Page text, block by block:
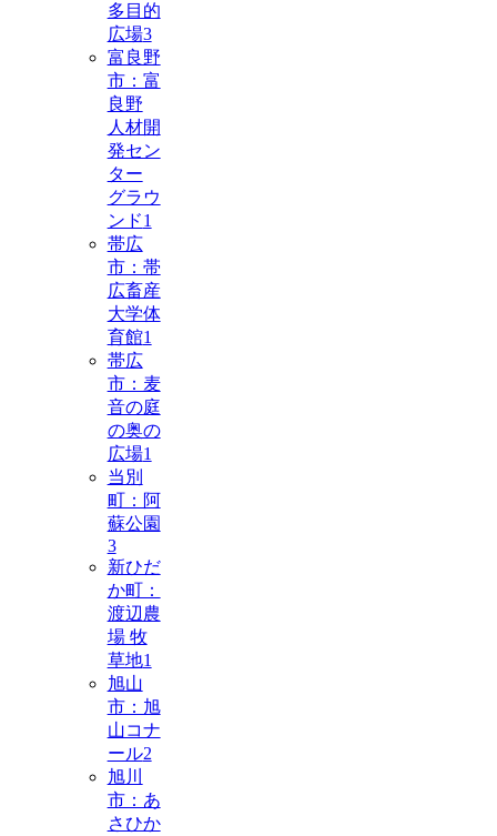
多目的
広場3
富良野
市：富
良野
人材開
発セン
ター
グラウ
ンド1
帯広
市：帯
広畜産
大学体
育館1
帯広
市：麦
音の庭
の奥の
広場1
当別
町：阿
蘇公園
3
新ひだ
か町：
渡辺農
場 牧
草地1
旭山
市：旭
山コナ
ール2
旭川
市：あ
さひか